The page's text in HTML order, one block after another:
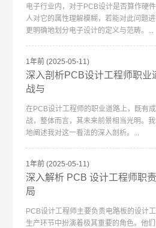
电子行业内，对于PCB设计是否算作硬
人对它的属性理解模糊，若能对此问题
更明确地划分电子设计的定义与范畴。...
1年前(2025-05-11)
深入剖析PCB设计工程师职业
战与
在PCB设计工程师的职业道路上，既有
战，整体而言，其未来前景相当光明。
地阐述我对这一看法的深入剖析。...
1年前(2025-05-11)
深入解析 PCB 设计工程师职
局
PCB设计工程师主要负责电路板的设计
生产环节中扮演着极其重要的角色。他